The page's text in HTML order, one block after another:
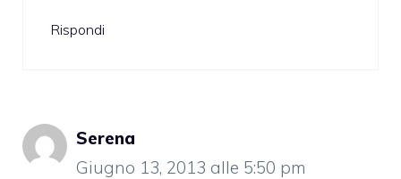
Rispondi
Serena
Giugno 13, 2013 alle 5:50 pm